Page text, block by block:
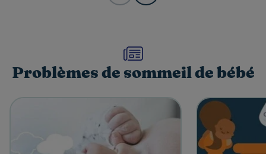
Problèmes de sommeil de bébé